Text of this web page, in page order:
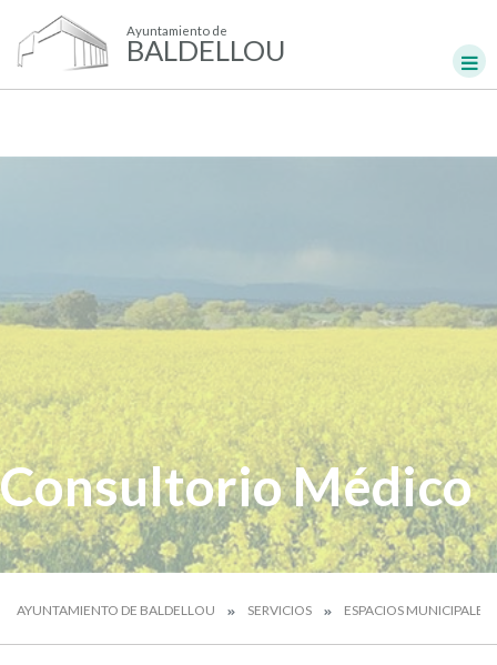
Ayuntamiento de
BALDELLOU
Consultorio Médico
AYUNTAMIENTO DE BALDELLOU SERVICIOS ESPACIOS MUNICIPALES